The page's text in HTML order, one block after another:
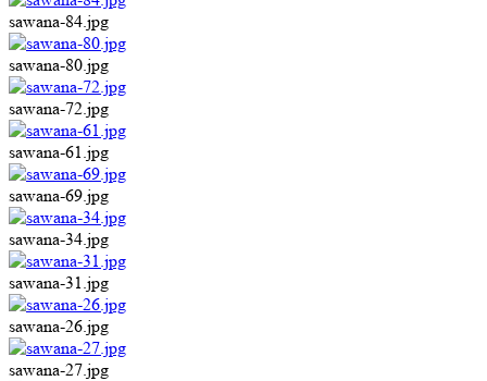
sawana-84.jpg
sawana-80.jpg
sawana-72.jpg
sawana-61.jpg
sawana-69.jpg
sawana-34.jpg
sawana-31.jpg
sawana-26.jpg
sawana-27.jpg